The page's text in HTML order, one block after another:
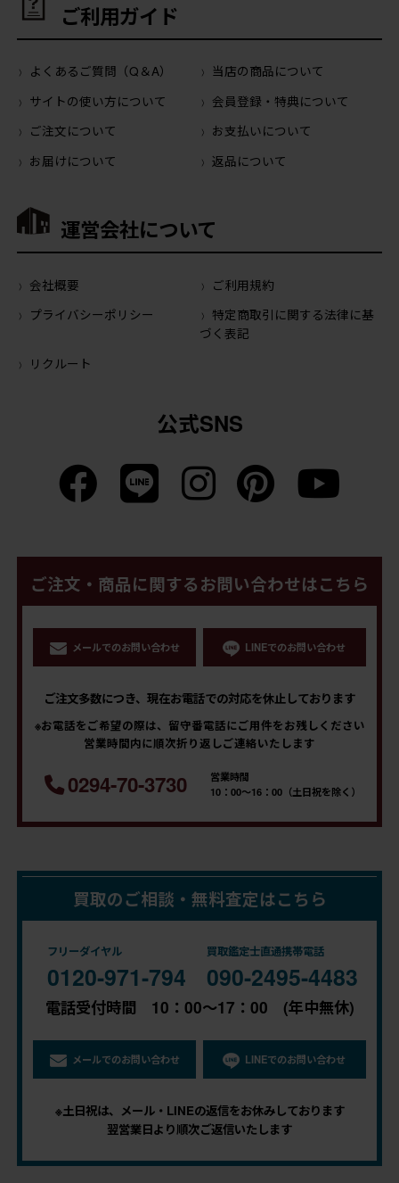
ご利用ガイド
よくあるご質問（Q＆A）
当店の商品について
サイトの使い方について
会員登録・特典について
ご注文について
お支払いについて
お届けについて
返品について
運営会社について
会社概要
ご利用規約
プライバシーポリシー
特定商取引に関する法律に基
づく表記
リクルート
公式SNS
ご注文・商品に関するお問い合わせはこちら
メールでのお問い合わせ LINEでのお問い合わせ
ご注文多数につき、現在お電話での対応を休止しております
※お電話をご希望の際は、留守番電話にご用件をお残しください
営業時間内に順次折り返しご連絡いたします
0294-70-3730
営業時間
10：00～16：00（土日祝を除く）
買取のご相談・無料査定はこちら
フリーダイヤル
0120-971-794
買取鑑定士直通携帯電話
090-2495-4483
電話受付時間 10：00～17：00 (年中無休)
メールでのお問い合わせ LINEでのお問い合わせ
※土日祝は、メール・LINEの返信をお休みしております
翌営業日より順次ご返信いたします